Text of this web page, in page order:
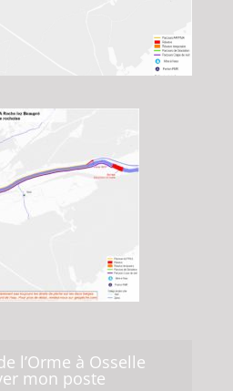
l’Orme à Osselle
mon poste